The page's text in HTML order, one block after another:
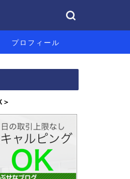
プロフィール
＞